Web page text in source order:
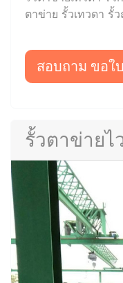
ตาข่าย รั้วเทวดา รั้
สอบถาม ขอใ
รั้วตาข่าย